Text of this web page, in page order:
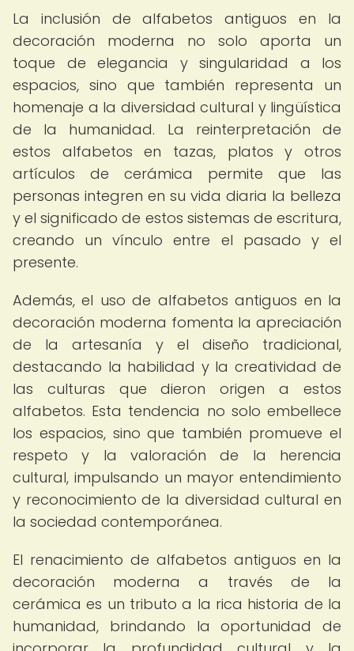
La inclusión de alfabetos antiguos en la
decoración moderna no solo aporta un
toque de elegancia y singularidad a los
espacios, sino que también representa un
homenaje a la diversidad cultural y lingüística
de la humanidad. La reinterpretación de
estos alfabetos en tazas, platos y otros
artículos de cerámica permite que las
personas integren en su vida diaria la belleza
y el significado de estos sistemas de escritura,
creando un vínculo entre el pasado y el
presente.
Además, el uso de alfabetos antiguos en la
decoración moderna fomenta la apreciación
de la artesanía y el diseño tradicional,
destacando la habilidad y la creatividad de
las culturas que dieron origen a estos
alfabetos. Esta tendencia no solo embellece
los espacios, sino que también promueve el
respeto y la valoración de la herencia
cultural, impulsando un mayor entendimiento
y reconocimiento de la diversidad cultural en
la sociedad contemporánea.
El renacimiento de alfabetos antiguos en la
decoración moderna a través de la
cerámica es un tributo a la rica historia de la
humanidad, brindando la oportunidad de